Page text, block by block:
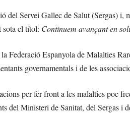
del Servei Gallec de Salut (Sergas) i,
sota el títol: Continuem avançant en
Federació Espanyola de Malalties
governamentals i de les
per fer front a les malalties poc
del Ministeri de Sanitat, del Sergas i